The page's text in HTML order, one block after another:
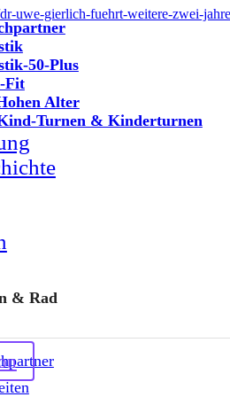
50-Plus
Fit
Alter
Turnen & Kinderturnen
& Rad
uwe-gierlich-fuehrt-weitere-zwei-